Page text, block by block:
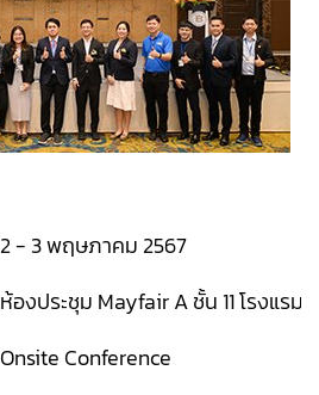
2 - 3 พฤษภาคม 2567
ห้องประชุม Mayfair A ชั้น 11 โรงแรม
Onsite Conference